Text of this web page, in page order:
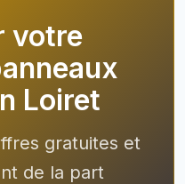
votre
Loiret
gratuites et
de la part